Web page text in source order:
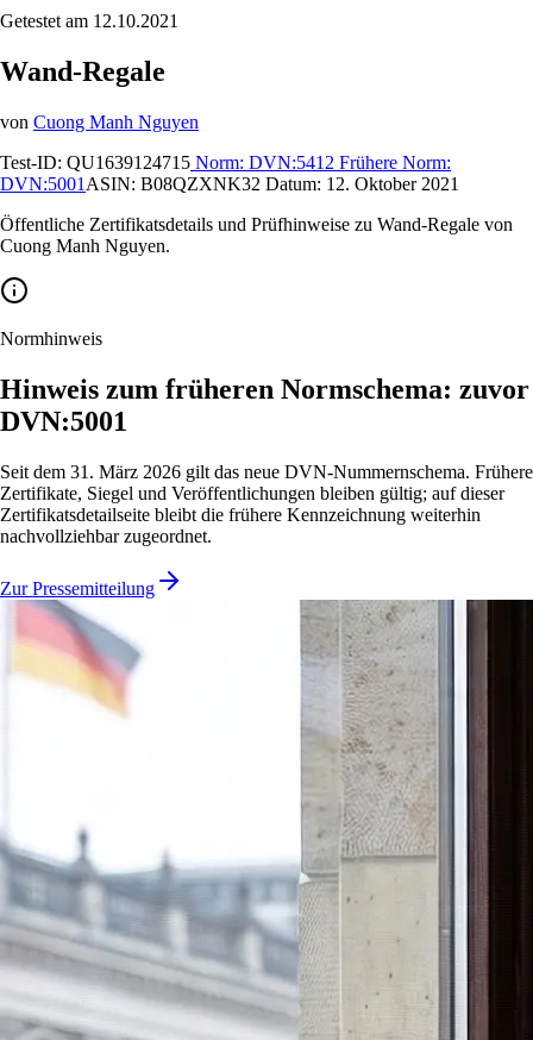
Getestet am 12.10.2021
Wand-Regale
von Cuong Manh Nguyen
Test-ID: QU1639124715 Norm: DVN:5412 Frühere Norm:
DVN:5001 ASIN: B08QZXNK32 Datum: 12. Oktober 2021
Öffentliche Zertifikatsdetails und Prüfhinweise zu Wand-Regale von
Cuong Manh Nguyen.
Normhinweis
Hinweis zum früheren Normschema: zuvor
DVN:5001
Seit dem 31. März 2026 gilt das neue DVN-Nummernschema. Frühere
Zertifikate, Siegel und Veröffentlichungen bleiben gültig; auf dieser
Zertifikatsdetailseite bleibt die frühere Kennzeichnung weiterhin
nachvollziehbar zugeordnet.
Zur Pressemitteilung